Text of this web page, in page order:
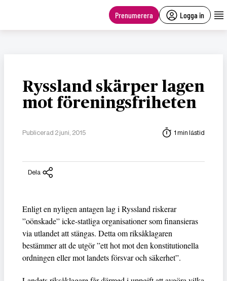
Prenumerera Logga in
Ryssland skärper lagen
mot föreningsfriheten
Publicerad 2 juni, 2015 1 min lästid
Dela
Enligt en nyligen antagen lag i Ryssland riskerar
”oönskade” icke-statliga organisationer som finansieras
via utlandet att stängas. Detta om riksåklagaren
bestämmer att de utgör ”ett hot mot den konstitutionella
ordningen eller mot landets försvar och säkerhet”.